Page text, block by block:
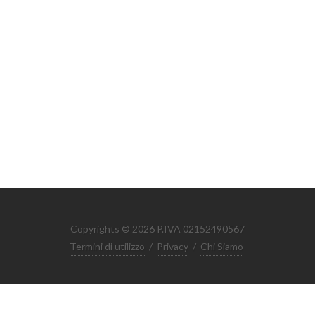
Copyrights © 2026 P.IVA 02152490567
Termini di utilizzo / Privacy / Chi Siamo